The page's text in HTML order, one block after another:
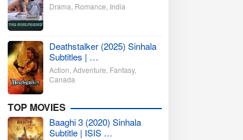
Drama Romance India
Deathstalker (2025) Sinhala
Subtitles | …
Action Adventure Fantasy,
Canada
TOP MOVIES
Baaghi 3 (2020) Sinhala
Subtitle | ISIS …